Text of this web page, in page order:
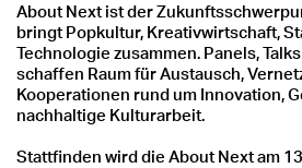
About Next ist der
bringt Popkultur, Kreativwirtschaft,
Technologie zusammen. Panels,
schaffen Raum für Austausch,
Kooperationen rund um Innovation,
nachhaltige Kulturarbeit.
Stattfinden wird die About Next am